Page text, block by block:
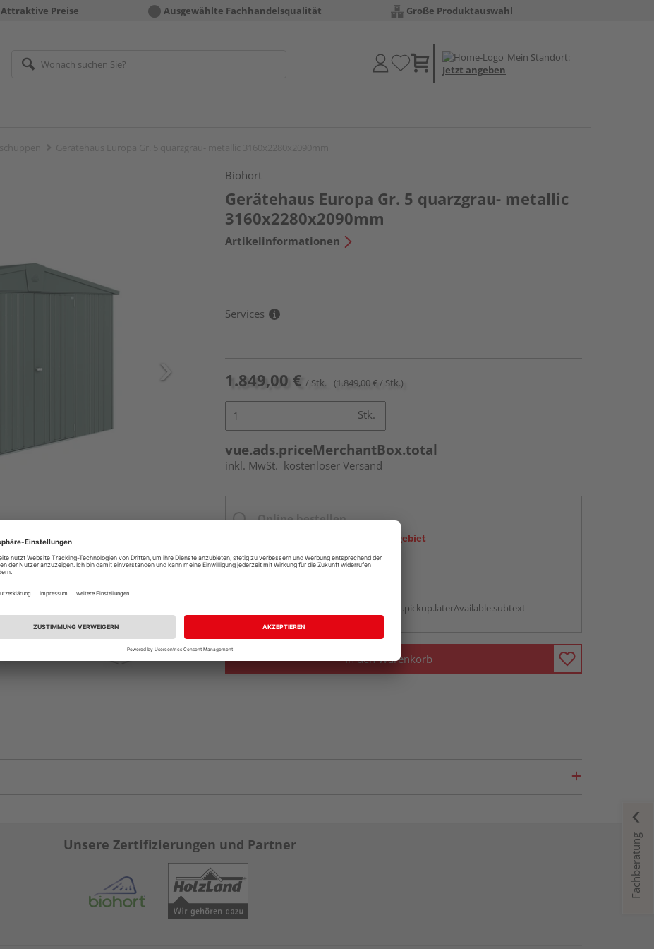
Attraktive Preise Ausgewählte Fachhandelsqualität Große Produktauswahl
Mein Standort:
Jetzt angeben
Biohort
Gerätehaus Europa Gr. 5 quarzgrau- metallic
3160x2280x2090mm
Artikelinformationen
Services
1.849,00 € / Stk. (1.849,00 € / Stk.)
Stk.
vue.ads.priceMerchantBox.total
inkl. MwSt. kostenloser Versand
Online bestellen
Ihr Standort ist nicht im Liefergebiet
vue.ads.priceMerchantBox.option.pickup.laterAvailable.subtext
In den Warenkorb
Fachberatung
Unsere Zertifizierungen und Partner